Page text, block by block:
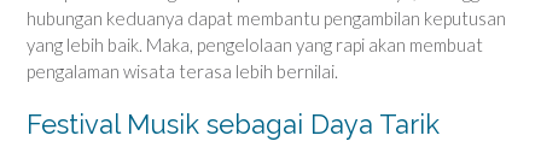
hubungan keduanya dapat membantu pengambilan keputusan
yang lebih baik. Maka, pengelolaan yang rapi akan membuat
pengalaman wisata terasa lebih bernilai.
Festival Musik sebagai Daya Tarik